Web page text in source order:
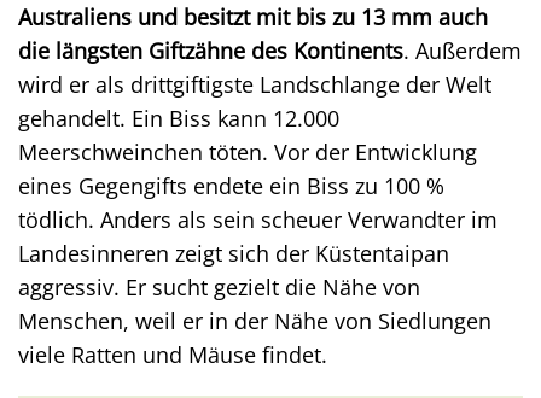
Australiens und besitzt mit bis zu 13 mm auch
die längsten Giftzähne des Kontinents. Außerdem
wird er als drittgiftigste Landschlange der Welt
gehandelt. Ein Biss kann 12.000
Meerschweinchen töten. Vor der Entwicklung
eines Gegengifts endete ein Biss zu 100 %
tödlich. Anders als sein scheuer Verwandter im
Landesinneren zeigt sich der Küstentaipan
aggressiv. Er sucht gezielt die Nähe von
Menschen, weil er in der Nähe von Siedlungen
viele Ratten und Mäuse findet.